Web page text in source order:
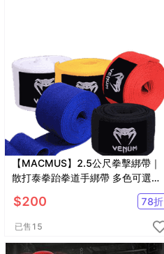
【MACMUS】2.5公尺拳擊綁帶｜
散打泰拳跆拳道手綁帶 多色可選拳
擊訓練綁帶 腳踝綁帶 彈性手綁帶
$200 78折
已售 15